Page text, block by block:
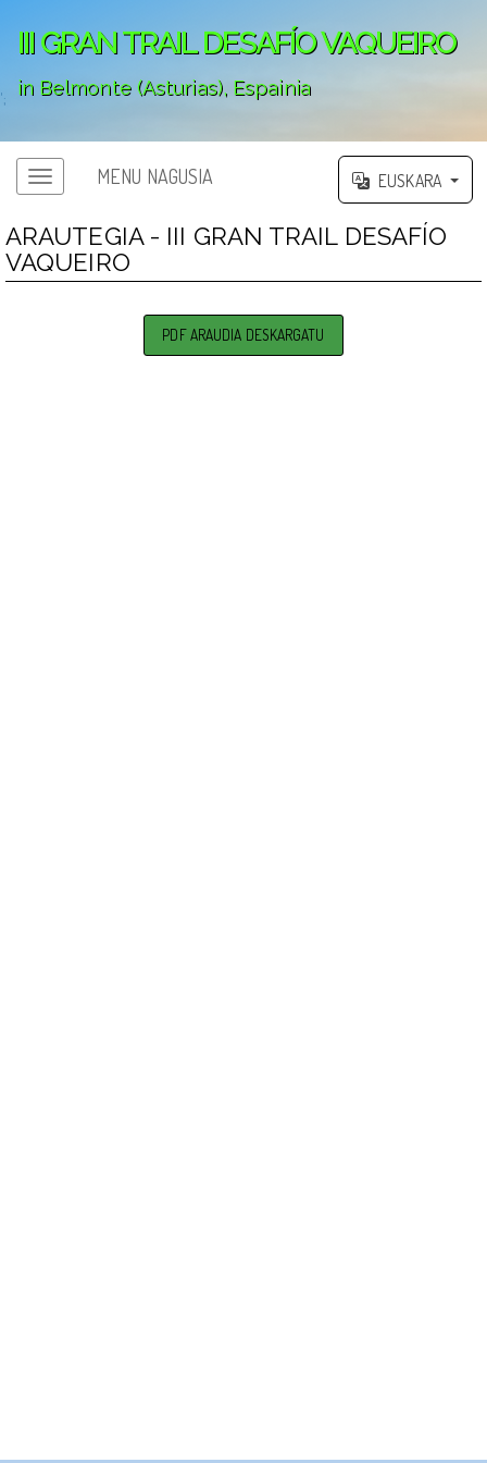
III GRAN TRAIL DESAFÍO VAQUEIRO
in Belmonte (Asturias), Espainia
';
MENU NAGUSIA EUSKARA
ARAUTEGIA - III GRAN TRAIL DESAFÍO
VAQUEIRO
PDF ARAUDIA DESKARGATU